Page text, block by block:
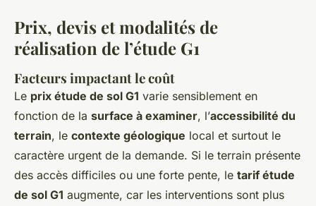
Prix, devis et modalités de
réalisation de l’étude G1
Facteurs impactant le coût
Le prix étude de sol G1 varie sensiblement en
fonction de la surface à examiner, l’accessibilité du
terrain, le contexte géologique local et surtout le
caractère urgent de la demande. Si le terrain présente
des accès difficiles ou une forte pente, le tarif étude
de sol G1 augmente, car les interventions sont plus